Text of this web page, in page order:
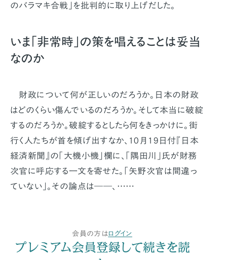
のバラマキ合戦」を批判的に取り上げだした。
いま「非常時」の策を唱えることは妥当
なのか
財政について何が正しいのだろうか。日本の財政
はどのくらい傷んでいるのだろうか。そして本当に破綻
するのだろうか。破綻するとしたら何をきっかけに。街
行く人たちが首を傾げ出すなか、10月19日付『日本
経済新聞』の「大機小機」欄に、「隅田川」氏が財務
次官に呼応する一文を寄せた。「矢野次官は間違っ
ていない」。その論点は――、……
会員の方はログイン
プレミアム会員登録して続きを読